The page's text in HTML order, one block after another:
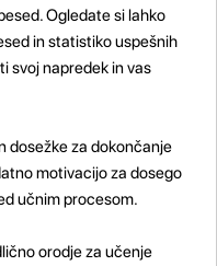
Ogledate si lahko
in statistiko uspešnih
svoj napredek in vas
dosežke za dokončanje
motivacijo za dosego
učnim procesom.
orodje za učenje